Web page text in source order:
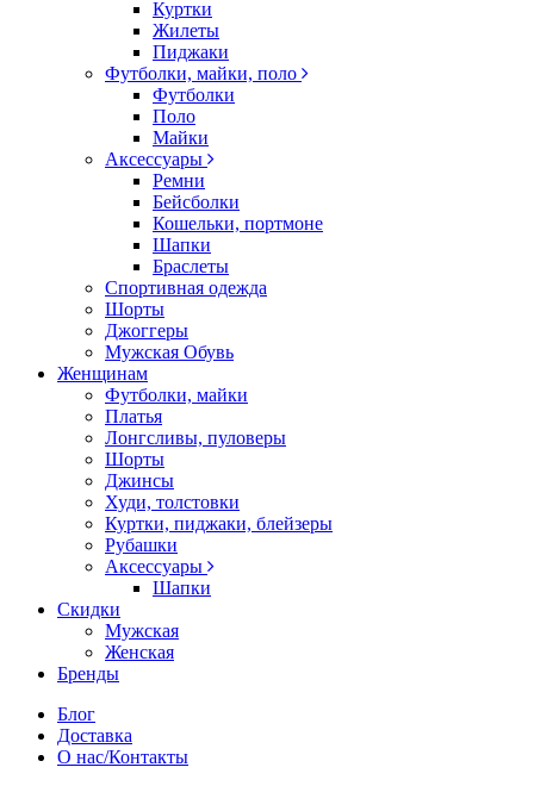
Куртки
Жилеты
Пиджаки
Футболки, майки, поло
Футболки
Поло
Майки
Аксессуары
Ремни
Бейсболки
Кошельки, портмоне
Шапки
Браслеты
Спортивная одежда
Шорты
Джоггеры
Мужская Обувь
Женщинам
Футболки, майки
Платья
Лонгсливы, пуловеры
Шорты
Джинсы
Худи, толстовки
Куртки, пиджаки, блейзеры
Рубашки
Аксессуары
Шапки
Скидки
Мужская
Женская
Бренды
Блог
Доставка
О нас/Контакты